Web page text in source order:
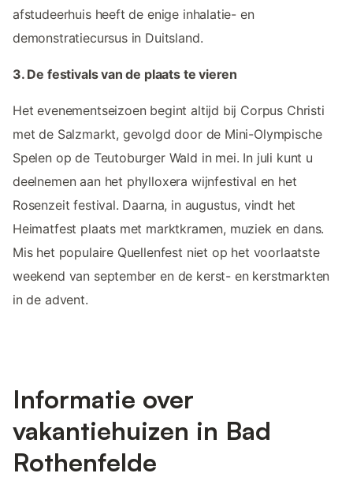
afstudeerhuis heeft de enige inhalatie- en
demonstratiecursus in Duitsland.
3. De festivals van de plaats te vieren
Het evenementseizoen begint altijd bij Corpus Christi
met de Salzmarkt, gevolgd door de Mini-Olympische
Spelen op de Teutoburger Wald in mei. In juli kunt u
deelnemen aan het phylloxera wijnfestival en het
Rosenzeit festival. Daarna, in augustus, vindt het
Heimatfest plaats met marktkramen, muziek en dans.
Mis het populaire Quellenfest niet op het voorlaatste
weekend van september en de kerst- en kerstmarkten
in de advent.
Informatie over
vakantiehuizen in Bad
Rothenfelde